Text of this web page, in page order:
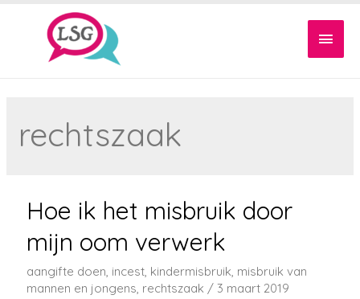
rechtszaak
Hoe ik het misbruik door
mijn oom verwerk
aangifte doen incest kindermisbruik misbruik van
mannen en jongens rechtszaak /3 maart 2019